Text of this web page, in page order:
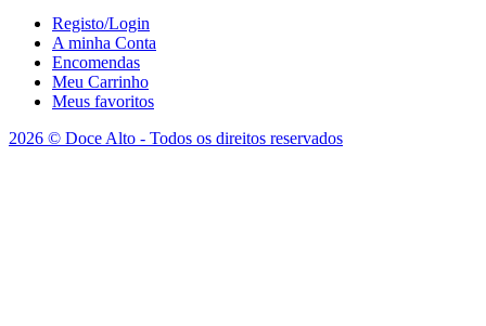
Registo/Login
A minha Conta
Encomendas
Meu Carrinho
Meus favoritos
2026 © Doce Alto - Todos os direitos reservados